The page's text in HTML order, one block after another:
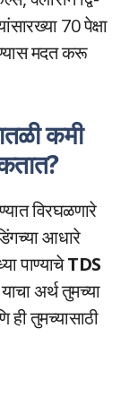
70 पेक्षा
मदत करू
कमी
विरघळणारे
आधारे
पाण्याचेTDS
अर्थ तुमच्या
तुमच्यासाठी